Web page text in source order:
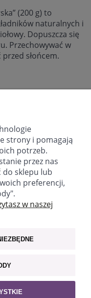
(200 g) to
naturalnych i
Dopuszcza się
Przechowywać w
słońcem.
Betaine, Sodium
Extract, Salvia
Acid, Benzyl
Sodium Chloride.
757 750 (9.00-17.00)
strony i pomagają
potrzeb.
przez nas
do sklepu lub
preferencji,
w naszej